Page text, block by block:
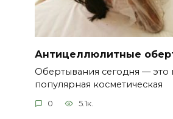
Антицеллюлитные
Обертывания сегодня — это
популярная косметическая
0 5.1к.